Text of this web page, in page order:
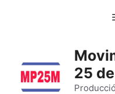
25